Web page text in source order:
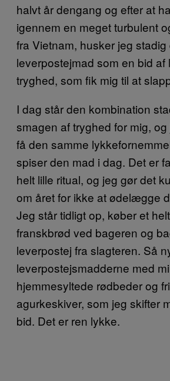
halvt år dengang og efter at
igennem en meget turbulent
fra Vietnam, husker jeg stadig
leverpostejmad som en bid af
tryghed, som fik mig til at
I dag står den kombination
smagen af tryghed for mig,
få den samme
spiser den mad i dag. Det er
helt lille ritual, og jeg gør det
om året for ikke at ødelægge
Jeg står tidligt op, køber et
franskbrød ved bageren og
leverpostej fra slagteren. Så
leverpostejsmadderne med
hjemmesyltede rødbeder og
agurkeskiver, som jeg skifter
bid. Det er ren lykke.